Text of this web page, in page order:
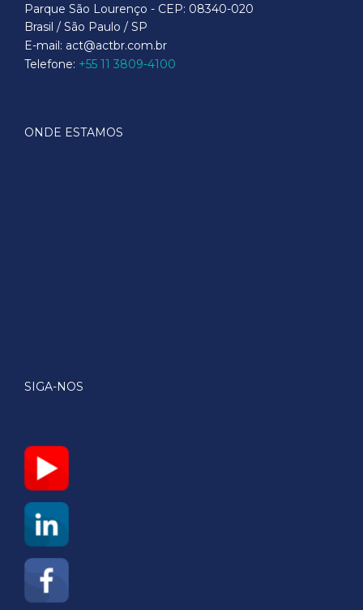
Parque São Lourenço - CEP: 08340-020
Brasil / São Paulo / SP
E-mail: act@actbr.com.br
Telefone: +55 11 3809-4100
ONDE ESTAMOS
SIGA-NOS